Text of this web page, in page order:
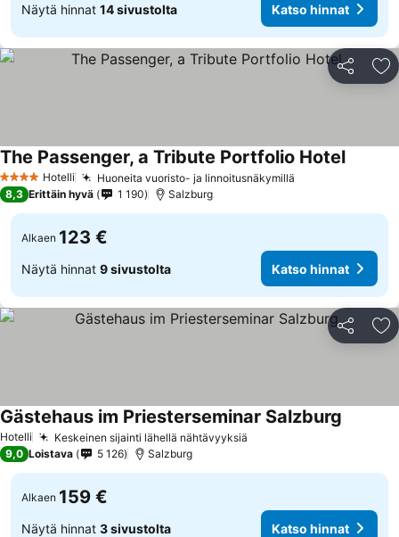
Näytä hinnat 14 sivustolta Katso hinnat
Jaa
4 Tähtiluokitus
Hotelli Huoneita vuoristo- ja linnoitusnäkymillä
The Passenger, a Tribute Portfolio Hotel
8,3 Erittäin hyvä 1 190 Salzburg
Alkaen 123 €
Näytä hinnat 9 sivustolta Katso hinnat
Jaa
Hotelli Keskeinen sijainti lähellä nähtävyyksiä
Gästehaus im Priesterseminar Salzburg
9,0 Loistava 5 126 Salzburg
Alkaen 159 €
Näytä hinnat 3 sivustolta Katso hinnat